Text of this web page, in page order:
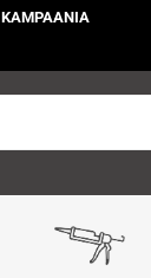
KAMPAANIA